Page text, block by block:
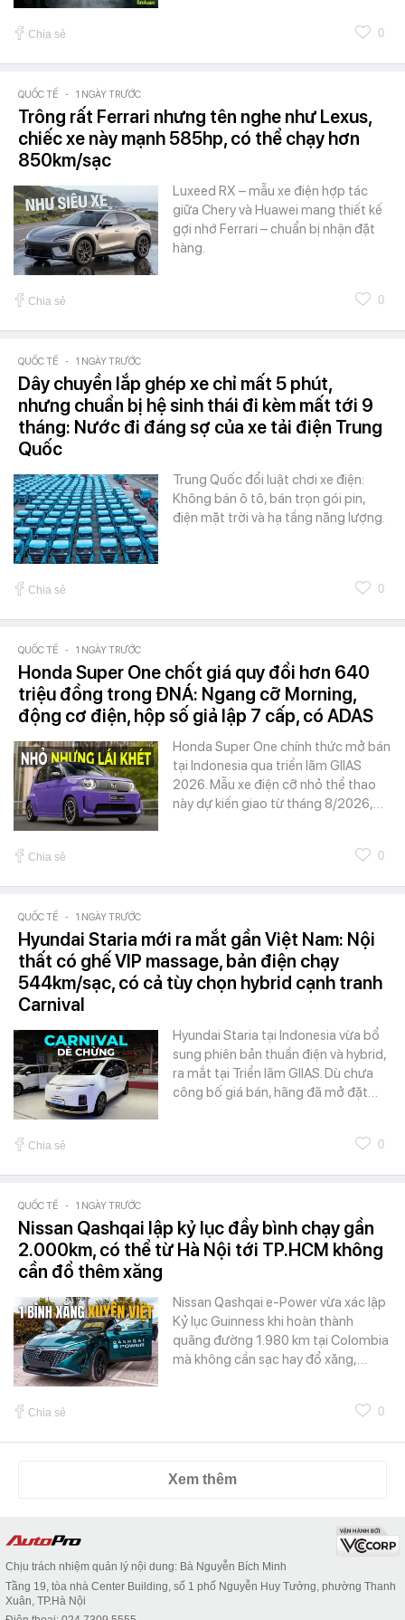
Chia sẻ 0
QUỐC TẾ - 1 NGÀY TRƯỚC
Trông rất Ferrari nhưng tên nghe như Lexus,
chiếc xe này mạnh 585hp, có thể chạy hơn
850km/sạc
Luxeed RX – mẫu xe điện hợp tác
giữa Chery và Huawei mang thiết kế
gợi nhớ Ferrari – chuẩn bị nhận đặt
hàng.
Chia sẻ 0
QUỐC TẾ - 1 NGÀY TRƯỚC
Dây chuyền lắp ghép xe chỉ mất 5 phút,
nhưng chuẩn bị hệ sinh thái đi kèm mất tới 9
tháng: Nước đi đáng sợ của xe tải điện Trung
Quốc
Trung Quốc đổi luật chơi xe điện:
Không bán ô tô, bán trọn gói pin,
điện mặt trời và hạ tầng năng lượng.
Chia sẻ 0
QUỐC TẾ - 1 NGÀY TRƯỚC
Honda Super One chốt giá quy đổi hơn 640
triệu đồng trong ĐNÁ: Ngang cỡ Morning,
động cơ điện, hộp số giả lập 7 cấp, có ADAS
Honda Super One chính thức mở bán
tại Indonesia qua triển lãm GIIAS
2026. Mẫu xe điện cỡ nhỏ thể thao
này dự kiến giao từ tháng 8/2026,…
Chia sẻ 0
QUỐC TẾ - 1 NGÀY TRƯỚC
Hyundai Staria mới ra mắt gần Việt Nam: Nội
thất có ghế VIP massage, bản điện chạy
544km/sạc, có cả tùy chọn hybrid cạnh tranh
Carnival
Hyundai Staria tại Indonesia vừa bổ
sung phiên bản thuần điện và hybrid,
ra mắt tại Triển lãm GIIAS. Dù chưa
công bố giá bán, hãng đã mở đặt…
Chia sẻ 0
QUỐC TẾ - 1 NGÀY TRƯỚC
Nissan Qashqai lập kỷ lục đầy bình chạy gần
2.000km, có thể từ Hà Nội tới TP.HCM không
cần đổ thêm xăng
Nissan Qashqai e-Power vừa xác lập
Kỷ lục Guinness khi hoàn thành
quãng đường 1.980 km tại Colombia
mà không cần sạc hay đổ xăng,…
Chia sẻ 0
Xem thêm
Chịu trách nhiệm quản lý nội dung: Bà Nguyễn Bích Minh
Tầng 19, tòa nhà Center Building, số 1 phố Nguyễn Huy Tưởng, phường Thanh
Xuân, TP.Hà Nội